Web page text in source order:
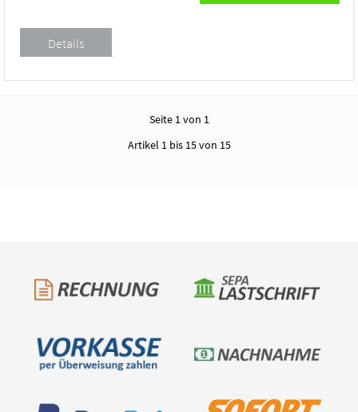
Seite 1 von 1
Artikel 1 bis 15 von 15